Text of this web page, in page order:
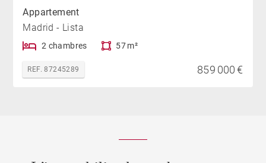
Appartement
Madrid - Lista
2 chambres 57 m²
REF. 87245289 859 000 €